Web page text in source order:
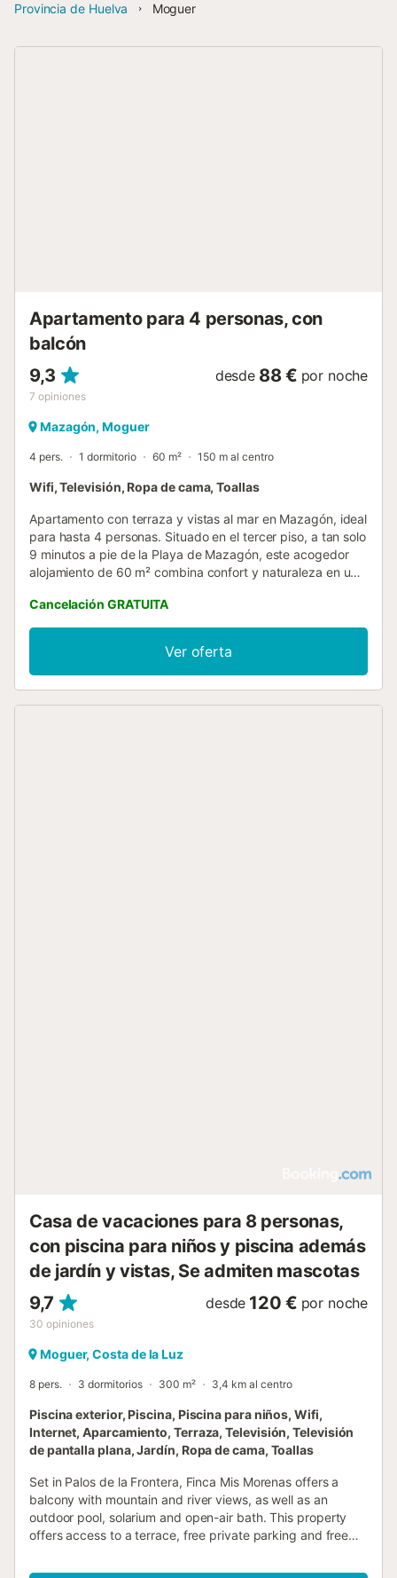
Provincia de Huelva
Moguer
Apartamento para 4 personas, con
balcón
9,3
7 opiniones
desde 88 € por noche
Mazagón, Moguer
4 pers. 1 dormitorio 60 m² 150 m al centro
Wifi, Televisión, Ropa de cama, Toallas
Apartamento con terraza y vistas al mar en Mazagón, ideal
para hasta 4 personas. Situado en el tercer piso, a tan solo
9 minutos a pie de la Playa de Mazagón, este acogedor
alojamiento de 60 m² combina confort y naturaleza en un
dormitorio, salón con TV de pantalla plana, cocina
equipada con nevera, microondas y cafetera, 1 baño con
ducha, WiFi gratuito, y toallas y ropa de cama incluidas.
Cuna disponible bajo petición al propietario. Relájate en la
terraza privada contemplando las vistas al mar y descubre
Cancelación GRATUITA
Ver oferta
Casa de vacaciones para 8 personas,
con piscina para niños y piscina además
de jardín y vistas, Se admiten mascotas
9,7
30 opiniones
desde 120 € por noche
Moguer, Costa de la Luz
8 pers. 3 dormitorios 300 m² 3,4 km al centro
Piscina exterior, Piscina, Piscina para niños, Wifi,
Internet, Aparcamiento, Terraza, Televisión, Televisión
de pantalla plana, Jardín, Ropa de cama, Toallas
Set in Palos de la Frontera, Finca Mis Morenas offers a
balcony with mountain and river views, as well as an
outdoor pool, solarium and open-air bath. This property
offers access to a terrace, free private parking and free